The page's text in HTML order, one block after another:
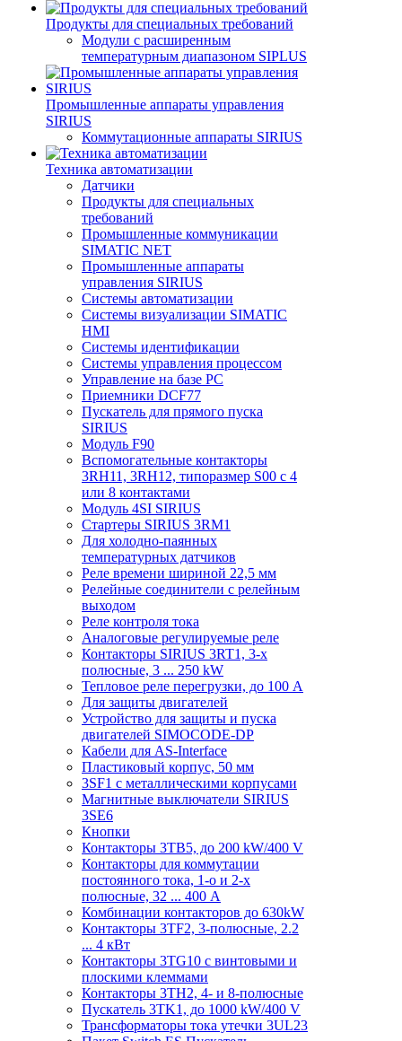
Продукты для специальных требований
Модули с расширенным
температурным диапазоном SIPLUS
Промышленные аппараты управления
SIRIUS
Коммутационные аппараты SIRIUS
Техника автоматизации
Датчики
Продукты для специальных
требований
Промышленные коммуникации
SIMATIC NET
Промышленные аппараты
управления SIRIUS
Системы автоматизации
Системы визуализации SIMATIC
HMI
Системы идентификации
Системы управления процессом
Управление на базе РС
Приемники DCF77
Пускатель для прямого пуска
SIRIUS
Модуль F90
Вспомогательные контакторы
3RH11, 3RH12, типоразмер S00 с 4
или 8 контактами
Модуль 4SI SIRIUS
Стартеры SIRIUS 3RM1
Для холодно-паянных
температурных датчиков
Реле времени шириной 22,5 мм
Релейные соединители с релейным
выходом
Реле контроля тока
Аналоговые регулируемые реле
Контакторы SIRIUS 3RT1, 3-х
полюсные, 3 ... 250 kW
Тепловое реле перегрузки, до 100 A
Для защиты двигателей
Устройство для защиты и пуска
двигателей SIMOCODE-DP
Кабели для AS-Interface
Пластиковый корпус, 50 мм
3SF1 с металлическими корпусами
Магнитные выключатели SIRIUS
3SE6
Кнопки
Контакторы 3TB5, до 200 kW/400 V
Контакторы для коммутации
постоянного тока, 1-о и 2-х
полюсные, 32 ... 400 A
Комбинации контакторов до 630kW
Контакторы 3TF2, 3-полюсные, 2.2
... 4 кВт
Контакторы 3TG10 c винтовыми и
плоскими клеммами
Контакторы 3TH2, 4- и 8-полюсные
Пускатель 3TK1, до 1000 kW/400 V
Трансформаторы тока утечки 3UL23